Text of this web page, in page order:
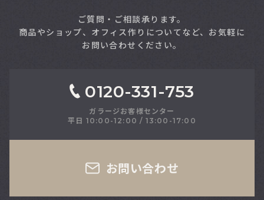
ご質問・ご相談承ります。
商品やショップ、オフィス作りについてなど、お気軽に
お問い合わせください。
0120-331-753
ガラージお客様センター
平日 10:00-12:00 / 13:00-17:00
お問い合わせ